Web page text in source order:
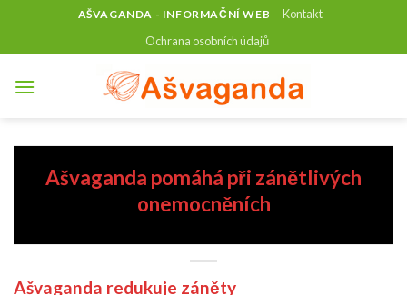
content
AŠVAGANDA - INFORMAČNÍ WEB
Kontakt
Ochrana osobních údajů
Ašvaganda pomáhá při zánětlivých
onemocněních
Ašvaganda redukuje záněty